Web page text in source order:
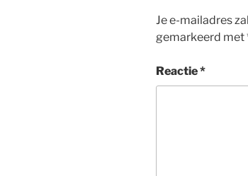
Je e-mailadres
gemarkeerd met
Reactie*